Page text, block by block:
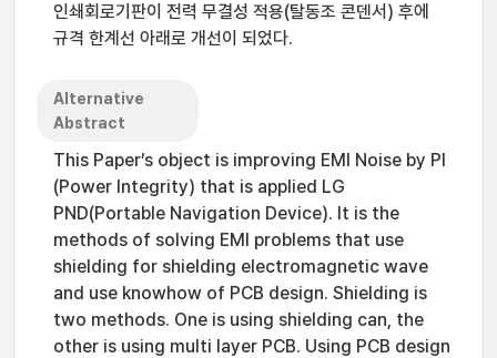
인쇄회로기판이 전력 무결성 적용(탈동조 콘덴서) 후에
규격 한계선 아래로 개선이 되었다.
Alternative
Abstract
This Paper’s object is improving EMI Noise by PI
(Power Integrity) that is applied LG
PND(Portable Navigation Device). It is the
methods of solving EMI problems that use
shielding for shielding electromagnetic wave
and use knowhow of PCB design. Shielding is
two methods. One is using shielding can, the
other is using multi layer PCB. Using PCB design